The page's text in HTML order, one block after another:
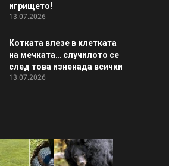
игрището!
13.07.2026
Котката влезе в клетката
на мечката… случилото се
след това изненада всички
13.07.2026